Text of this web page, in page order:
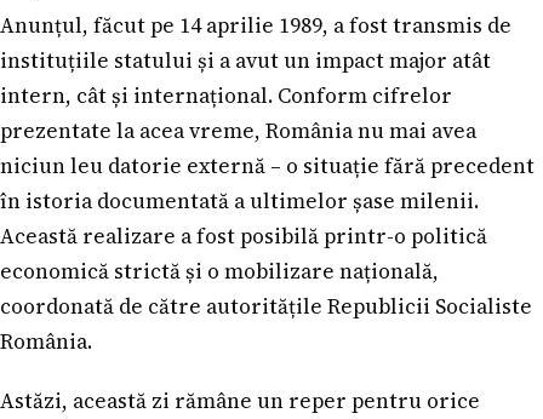
Anunțul, făcut pe 14 aprilie 1989, a fost transmis de
instituțiile statului și a avut un impact major atât
intern, cât și internațional. Conform cifrelor
prezentate la acea vreme, România nu mai avea
niciun leu datorie externă – o situație fără precedent
în istoria documentată a ultimelor șase milenii.
Această realizare a fost posibilă printr-o politică
economică strictă și o mobilizare națională,
coordonată de către autoritățile Republicii Socialiste
România.
Astăzi, această zi rămâne un reper pentru orice